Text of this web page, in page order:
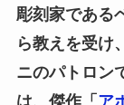
彫刻家である
ら教えを受け
ニのパトロン
は、傑作「 ア